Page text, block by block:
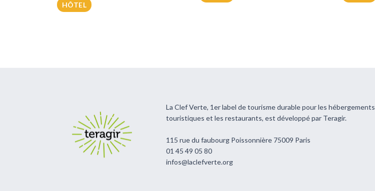
HÔTEL
La Clef Verte, 1er label de tourisme durable pour les hébergements
touristiques et les restaurants, est développé par Teragir.
115 rue du faubourg Poissonnière 75009 Paris
01 45 49 05 80
infos@laclefverte.org